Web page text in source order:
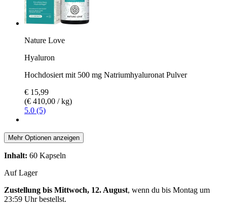
Nature Love
Hyaluron
Hochdosiert mit 500 mg Natriumhyaluronat Pulver
€ 15,99
(€ 410,00 / kg)
5.0 (5)
Mehr Optionen anzeigen
Inhalt: 60 Kapseln
Auf Lager
Zustellung bis Mittwoch, 12. August, wenn du bis Montag um
23:59 Uhrbestellst.